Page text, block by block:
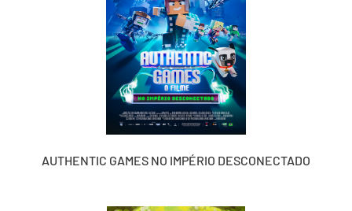
AUTHENTIC GAMES NO IMPÉRIO DESCONECTADO